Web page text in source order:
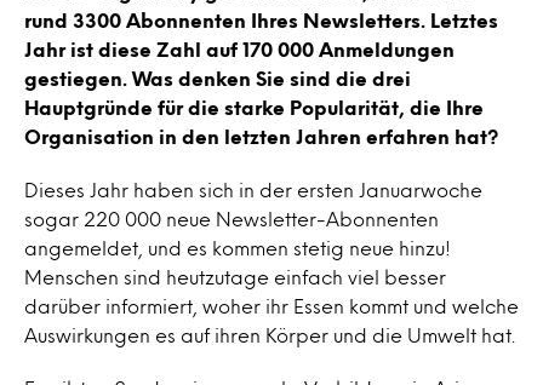
rund 3300 Abonnenten Ihres Newsletters. Letztes
Jahr ist diese Zahl auf 170 000 Anmeldungen
gestiegen. Was denken Sie sind die drei
Hauptgründe für die starke Popularität, die Ihre
Organisation in den letzten Jahren erfahren hat?
Dieses Jahr haben sich in der ersten Januarwoche
sogar 220 000 neue Newsletter-Abonnenten
angemeldet, und es kommen stetig neue hinzu!
Menschen sind heutzutage einfach viel besser
darüber informiert, woher ihr Essen kommt und welche
Auswirkungen es auf ihren Körper und die Umwelt hat.